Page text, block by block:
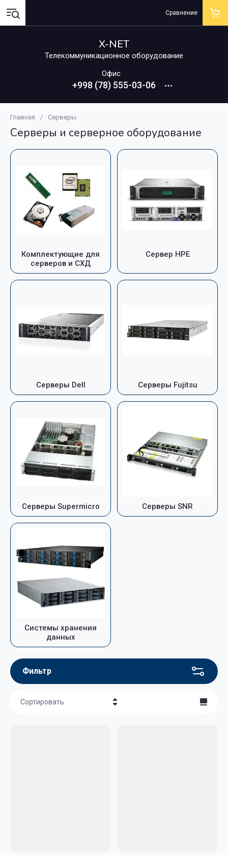
X-NET
Телекоммуникационное оборудование
Офис
+998 (78) 555-03-06
Сравнение
Главная / Серверы
Серверы и серверное оборудование
Комплектующие для
серверов и СХД
Сервер HPE
Серверы Dell Серверы Fujitsu
Серверы Supermicro Серверы SNR
Системы хранения
данных
Фильтр
Сортировать